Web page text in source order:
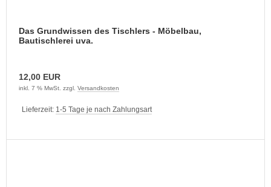
Das Grundwissen des Tischlers - Möbelbau,
Bautischlerei uva.
12,00 EUR
inkl. 7 % MwSt. zzgl. Versandkosten
Lieferzeit: 1-5 Tage je nach Zahlungsart